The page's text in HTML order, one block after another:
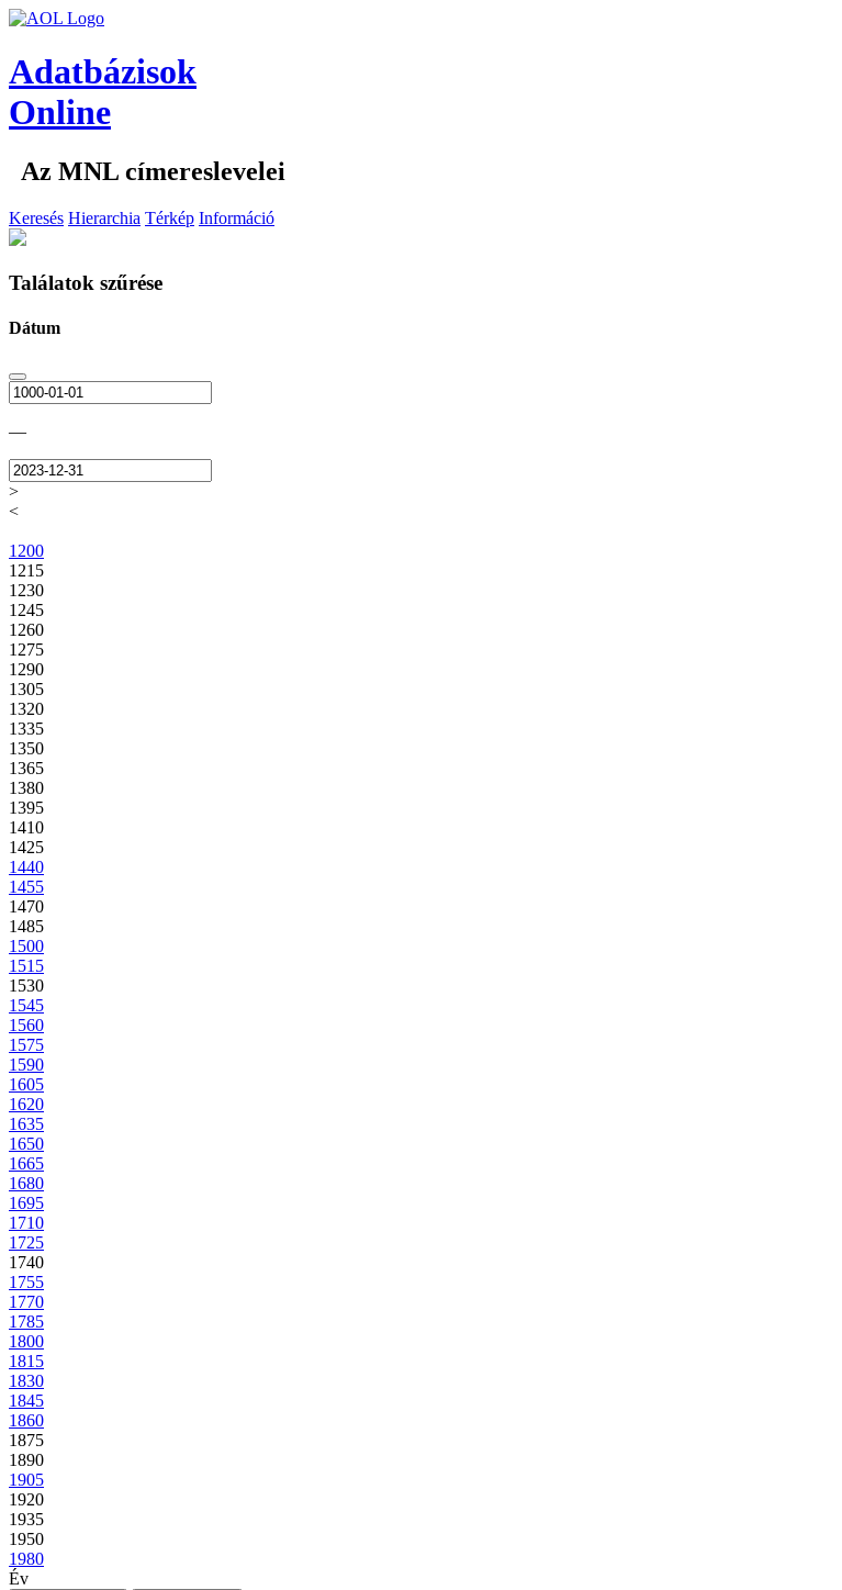
Adatbázisok
Online
Az MNL címereslevelei
Keresés Hierarchia Térkép Információ
Találatok szűrése
Dátum
—
>
<
1200
1215
1230
1245
1260
1275
1290
1305
1320
1335
1350
1365
1380
1395
1410
1425
1440
1455
1470
1485
1500
1515
1530
1545
1560
1575
1590
1605
1620
1635
1650
1665
1680
1695
1710
1725
1740
1755
1770
1785
1800
1815
1830
1845
1860
1875
1890
1905
1920
1935
1950
1980
Év